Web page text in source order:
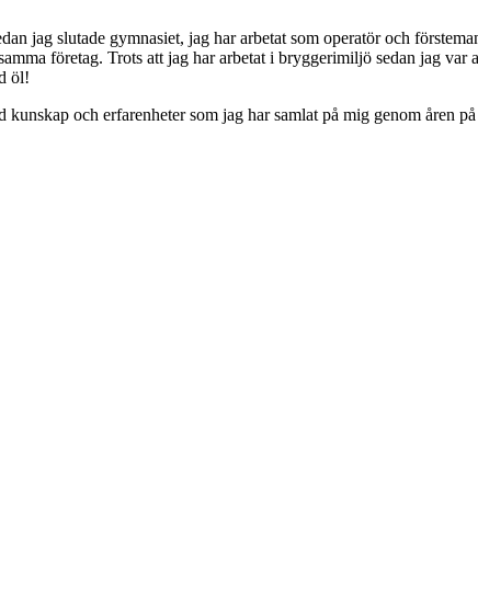
jag slutade gymnasiet, jag har arbetat som operatör och
företag. Trots att jag har arbetat i bryggerimiljö sedan jag var
öl!
och erfarenheter som jag har samlat på mig genom åren